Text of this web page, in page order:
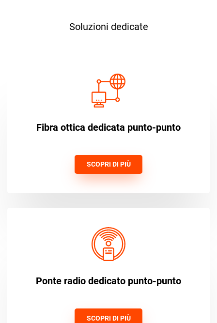
Soluzioni dedicate
Fibra ottica dedicata punto-punto
SCOPRI DI PIÙ
Ponte radio dedicato punto-punto
SCOPRI DI PIÙ